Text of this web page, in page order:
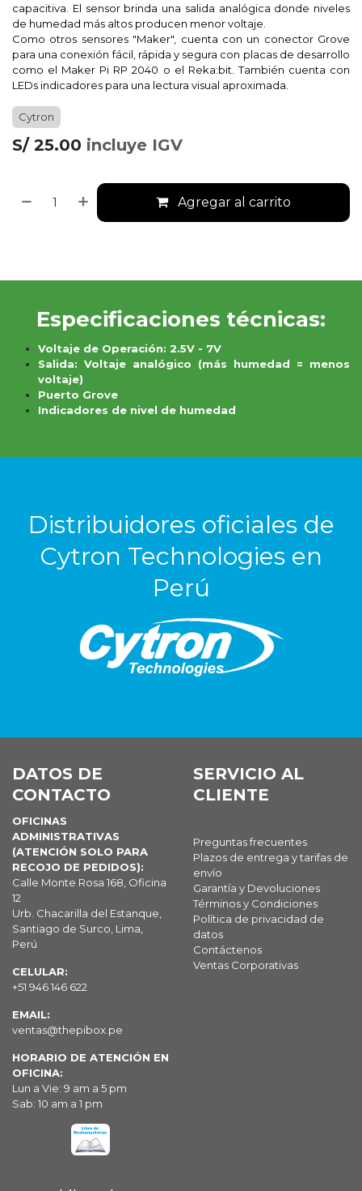
capacitiva. El sensor brinda una salida analógica donde niveles
de humedad más altos producen menor voltaje.
Como otros sensores "Maker", cuenta con un conector Grove
para una conexión fácil, rápida y segura con placas de desarrollo
como el Maker Pi RP 2040 o el Reka:bit. También cuenta con
LEDs indicadores para una lectura visual aproximada.
Cytron
S/ 25.00 incluye IGV
Agregar al carrito
Especificaciones técnicas:
Voltaje de Operación: 2.5V - 7V
Salida: Voltaje analógico (más humedad = menos
voltaje)
Puerto Grove
Indicadores de nivel de humedad
Distribuidores oficiales de
Cytron Technologies en
Perú
DATOS DE
CONTACTO
OFICINAS
ADMINISTRATIVAS
(ATENCIÓN SOLO PARA
RECOJO DE PEDIDOS):
Calle Monte Rosa 168, Oficina
12
Urb. Chacarilla del Estanque,
Santiago de Surco, Lima,
Perú
CELULAR:
+51 946 146 622
EMAIL:
ventas@thepibox.pe
HORARIO DE ATENCIÓN EN
OFICINA:
Lun a Vie: 9 am a 5 pm
Sab: 10 am a 1 pm
SERVICIO AL
CLIENTE
Preguntas frecuentes
Plazos de entrega y tarifas de
envío
Garantía y Devoluciones
Términos y Condiciones
Política de privacidad de
datos
Contáctenos
Ventas Corporativas